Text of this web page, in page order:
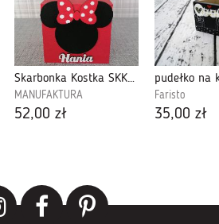
Skarbonka Kostka SKK05
MANUFAKTURA
52,00 zł
Faristo
35,00 zł